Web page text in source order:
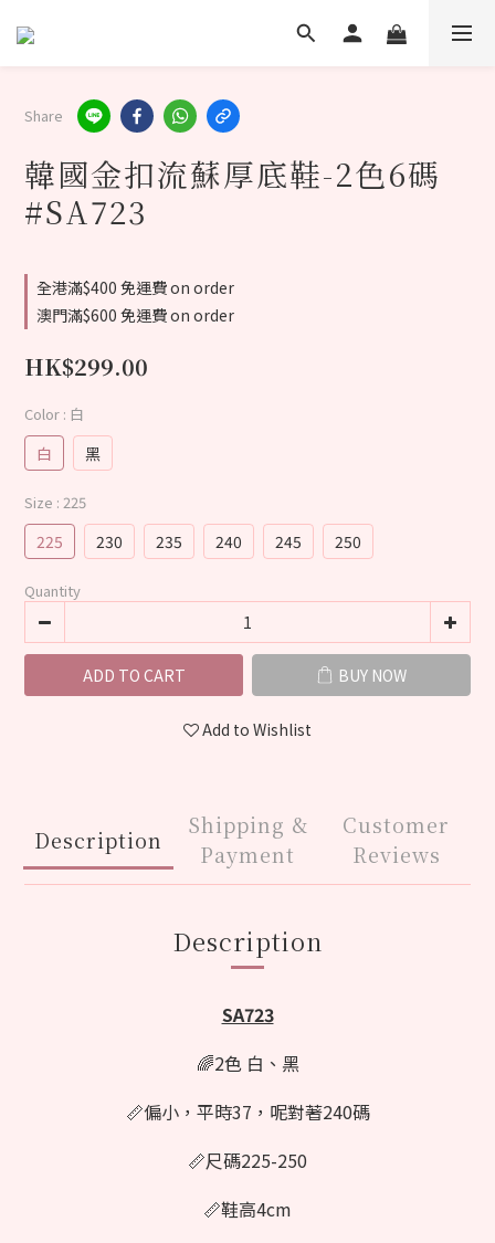
Share
韓國金扣流蘇厚底鞋-2色6碼
#SA723
全港滿$400 免運費 on order
澳門滿$600 免運費 on order
HK$299.00
Color : 白
白 黑
Size : 225
225 230 235 240 245 250
Quantity
ADD TO CART BUY NOW
Add to Wishlist
Description
Shipping &
Payment
Customer
Reviews
Description
SA723
🌈2色 白、黑
📏偏小，平時37，呢對著240碼
📏尺碼225-250
📏鞋高4cm